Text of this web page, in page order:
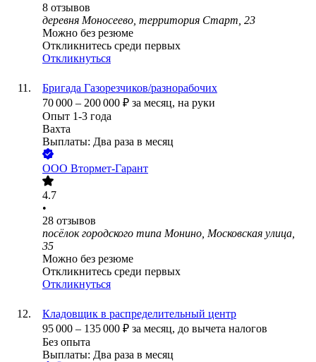
8 отзывов
деревня Моносеево, территория Старт, 23
Можно без резюме
Откликнитесь среди первых
Откликнуться
Бригада Газорезчиков/разнорабочих
70 000 – 200 000 ₽ за месяц, на руки
Опыт 1-3 года
Вахта
Выплаты: Два раза в месяц
ООО Втормет-Гарант
4.7
•
28 отзывов
посёлок городского типа Монино, Московская улица,
35
Можно без резюме
Откликнитесь среди первых
Откликнуться
Кладовщик в распределительный центр
95 000 – 135 000 ₽ за месяц, до вычета налогов
Без опыта
Выплаты: Два раза в месяц